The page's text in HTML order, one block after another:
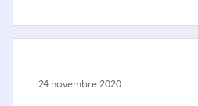
24 novembre 2020